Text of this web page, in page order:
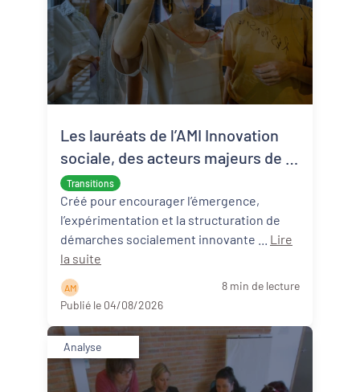
Transitions
Les lauréats de l’AMI Innovation
sociale, des acteurs majeurs de la
transition écologique et sociale
Créé pour encourager l’émergence,
l’expérimentation et la structuration de
Lire
la suite
A M
8 min de lecture
Publié le 04/08/2026
Analyse